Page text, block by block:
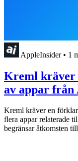
AppleInsider • 1
Kreml kräver
av appar från
Kreml kräver en
flera appar relaterade
begränsar åtkomsten